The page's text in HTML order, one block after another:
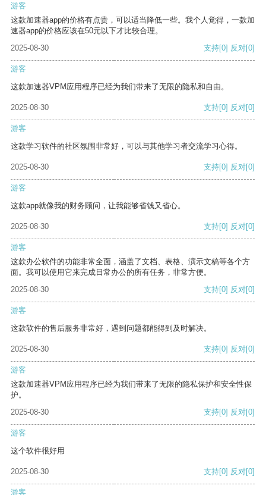
游客
这款加速器app的价格有点贵，可以适当降低一些。我个人觉得，一款加
速器app的价格应该在50元以下才比较合理。
2025-08-30
支持[0] 反对[0]
游客
这款加速器VPM应用程序已经为我们带来了无限的隐私和自由。
2025-08-30 支持[0] 反对[0]
游客
这款学习软件的社区氛围非常好，可以与其他学习者交流学习心得。
2025-08-30 支持[0] 反对[0]
游客
这款app就像我的财务顾问，让我能够省钱又省心。
2025-08-30 支持[0] 反对[0]
游客
这款办公软件的功能非常全面，涵盖了文档、表格、演示文稿等各个方
面。我可以使用它来完成日常办公的所有任务，非常方便。
2025-08-30
支持[0] 反对[0]
游客
这款软件的售后服务非常好，遇到问题都能得到及时解决。
2025-08-30 支持[0] 反对[0]
游客
这款加速器VPM应用程序已经为我们带来了无限的隐私保护和安全性保
护。
2025-08-30
支持[0] 反对[0]
游客
这个软件很好用
2025-08-30 支持[0] 反对[0]
游客